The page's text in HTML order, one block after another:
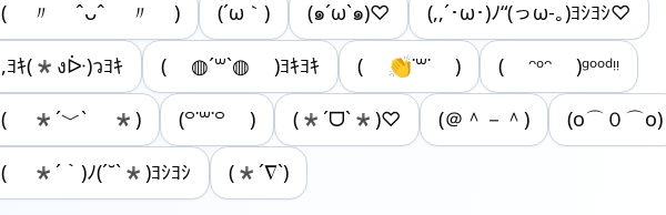
( 〃 ˆᴗˆ 〃 ) (´ω｀) (๑´ω`๑)♡ (,,´･ω･)ﾉ“(っω-｡)ﾖｼﾖｼ♡
,ﾖｷ(*งᐕ)วﾖｷ ( ◍´꒳​`◍ )ﾖｷﾖｷ ( 👏˙꒳​˙ ) ( ᵔᵒᵔ )ᵍᵒᵒᵈᵎᵎ
( *´﹀` *) (꒪˙꒳˙꒪ ) (*ˊᗜˋ*)♡ (＠＾－＾) (o⌒０⌒o)
( *´｀)ﾉ(´˘`*)ﾖｼﾖｼ (*´∇`)